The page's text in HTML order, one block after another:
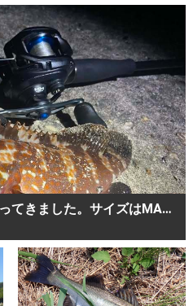
てきました。サイズはMA…